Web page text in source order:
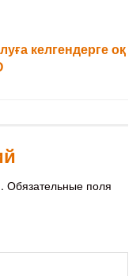
келгендерге оқ
Обязательные поля